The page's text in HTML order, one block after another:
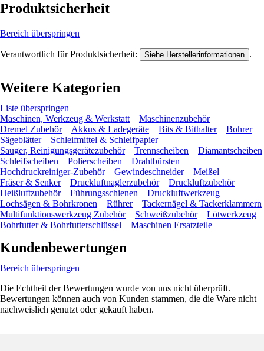
Produktsicherheit
Bereich überspringen
Verantwortlich für Produktsicherheit: Siehe Herstellerinformationen .
Weitere Kategorien
Liste überspringen
Maschinen, Werkzeug & Werkstatt
Maschinenzubehör
Dremel Zubehör
Akkus & Ladegeräte Bits & Bithalter
Bohrer
Sägeblätter
Schleifmittel & Schleifpapier
Sauger, Reinigungsgerätezubehör
Trennscheiben
Diamantscheiben
Schleifscheiben
Polierscheiben
Drahtbürsten
Hochdruckreiniger-Zubehör
Gewindeschneider
Meißel
Fräser & Senker
Druckluftnaglerzubehör
Druckluftzubehör
Heißluftzubehör
Führungsschienen
Druckluftwerkzeug
Lochsägen & Bohrkronen
Rührer
Tackernägel & Tackerklammern
Multifunktionswerkzeug Zubehör
Schweißzubehör
Lötwerkzeug
Bohrfutter & Bohrfutterschlüssel
Maschinen Ersatzteile
Kundenbewertungen
Bereich überspringen
Die Echtheit der Bewertungen wurde von uns nicht überprüft.
Bewertungen können auch von Kunden stammen, die die Ware nicht
nachweislich genutzt oder gekauft haben.